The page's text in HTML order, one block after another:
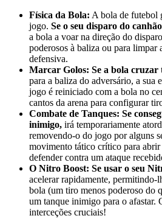
Física da Bola: A bola de futebol
jogo. Se o seu disparo do
a bola a voar na direção do
poderosos à baliza ou para limpar
defensiva.
Marcar Golos: Se a bola cruzar
para a baliza do adversário, a sua
jogo é reiniciado com a bola no
cantos da arena para configurar
Combate de Tanques: Se
inimigo, irá temporariamente
removendo-o do jogo por alguns
movimento tático crítico para
defender contra um ataque
O Nitro Boost: Se usar o seu
acelerar rapidamente, permitindo-
bola (um tiro menos poderoso do
um tanque inimigo para o afastar.
interceções cruciais!